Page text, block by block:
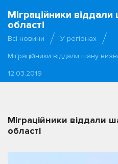
Міграційники
області
Всі новини
У регіонах
Міграційники віддали шану
12.03.2019
Міграційники віддали
області